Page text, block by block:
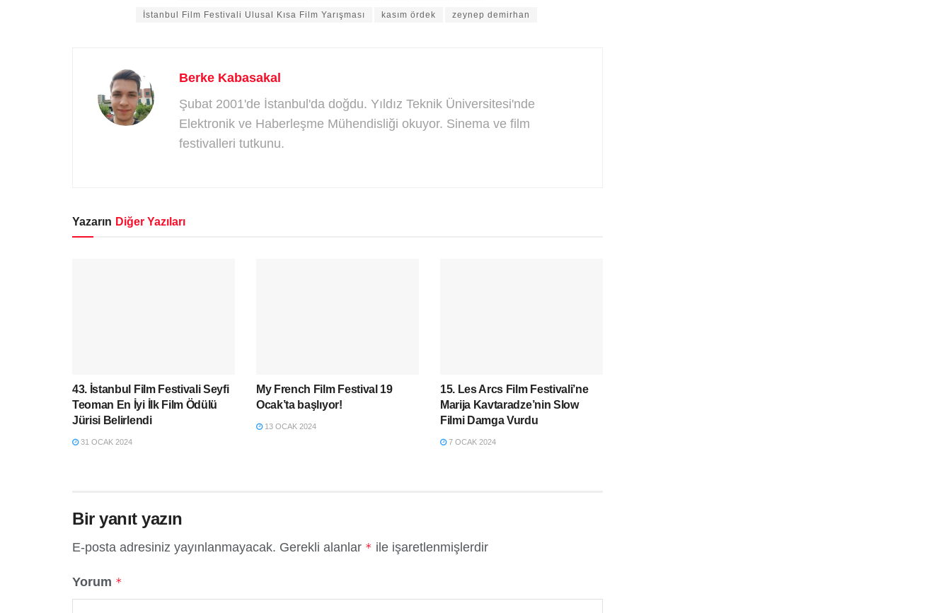
İstanbul Film Festivali Ulusal Kısa Film Yarışması kasım ördek zeynep demirhan
Berke Kabasakal
Şubat 2001'de İstanbul'da doğdu. Yıldız Teknik Üniversitesi'nde
Elektronik ve Haberleşme Mühendisliği okuyor. Sinema ve film
festivalleri tutkunu.
Yazarın Diğer Yazıları
43. İstanbul Film Festivali Seyfi
Teoman En İyi İlk Film Ödülü
Jürisi Belirlendi
31 OCAK 2024
My French Film Festival 19
Ocak’ta başlıyor!
13 OCAK 2024
15. Les Arcs Film Festivali’ne
Marija Kavtaradze’nin Slow
Filmi Damga Vurdu
7 OCAK 2024
Bir yanıt yazın
E-posta adresiniz yayınlanmayacak. Gerekli alanlar * ile işaretlenmişlerdir
Yorum *